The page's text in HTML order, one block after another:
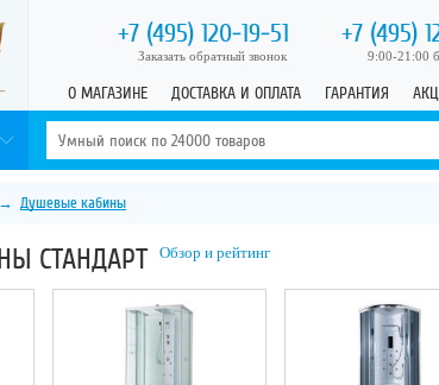
+7 (495) 120-19-51 +7 (495)
Заказать обратный звонок 9:00-21:00
О МАГАЗИНЕ ДОСТАВКА И ОПЛАТА ГАРАНТИЯ
→ Душевые кабины
СТАНДАРТ Обзор и рейтинг